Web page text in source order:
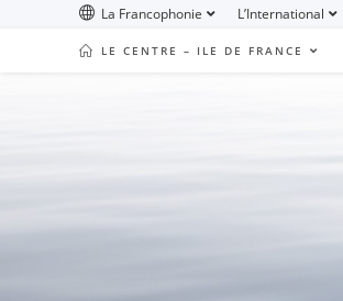
La Francophonie L’International
LE CENTRE – ILE DE FRANCE